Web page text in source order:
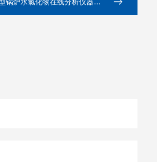
化物在线分析仪器，水质测定仪厂家 在线水质监测系统